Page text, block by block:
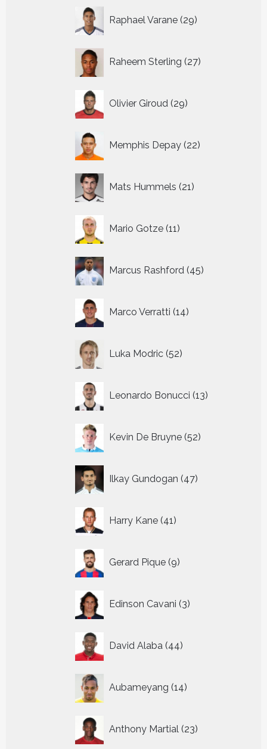
Raphael Varane 29
producten
Raheem Sterling 27
producten
Olivier Giroud 29
producten
Memphis Depay 22
producten
Mats Hummels 21
producten
Mario Gotze 11
producten
Marcus Rashford 45
producten
Marco Verratti 14
producten
Luka Modric 52
producten
Leonardo Bonucci 13
producten
Kevin De Bruyne 52
producten
Ilkay Gundogan 47
producten
Harry Kane 41
producten
Gerard Pique 9
producten
Edinson Cavani 3
producten
David Alaba 44
producten
Aubameyang 14
producten
Anthony Martial 23
producten